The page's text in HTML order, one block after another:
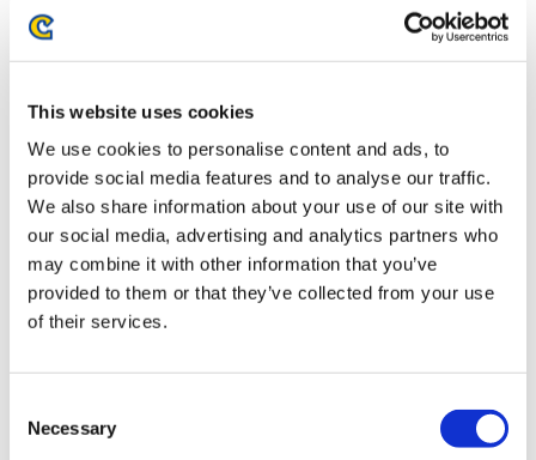
This website uses cookies
We use cookies to personalise content and ads, to
provide social media features and to analyse our traffic.
We also share information about your use of our site with
our social media, advertising and analytics partners who
may combine it with other information that you’ve
provided to them or that they’ve collected from your use
of their services.
Selection
Necessary
モンスターハンター モンでふぉ メッシュ巾着ポーチ ラギア
1,870円(税込)
モンスターハンターワイルズ×ぶくぶ ぬいぐるみマスコッ